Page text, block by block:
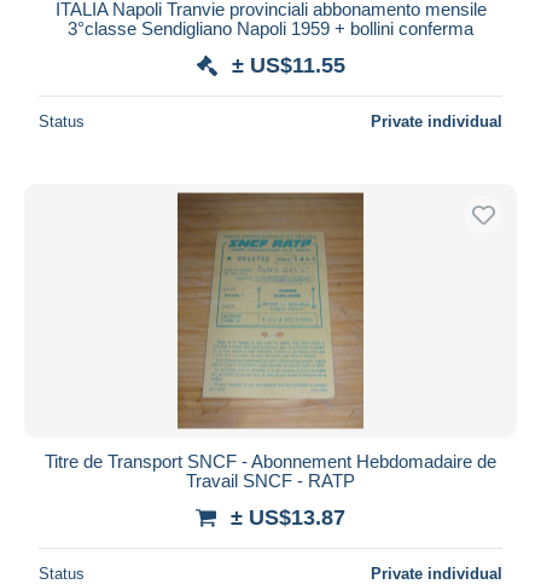
ITALIA Napoli Tranvie provinciali abbonamento mensile
3°classe Sendigliano Napoli 1959 + bollini conferma
± US$11.55
Status Private individual
Titre de Transport SNCF - Abonnement Hebdomadaire de
Travail SNCF - RATP
± US$13.87
Status Private individual